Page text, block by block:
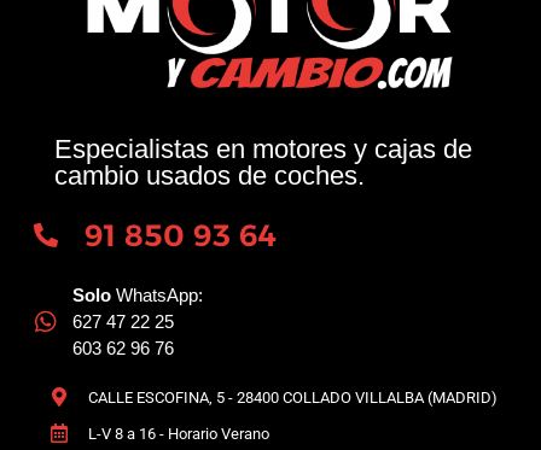
Especialistas en motores y cajas de
cambio usados de coches.
91 850 93 64
Solo WhatsApp:
627 47 22 25
603 62 96 76
CALLE ESCOFINA, 5 - 28400 COLLADO VILLALBA (MADRID)
L-V 8 a 16 - Horario Verano